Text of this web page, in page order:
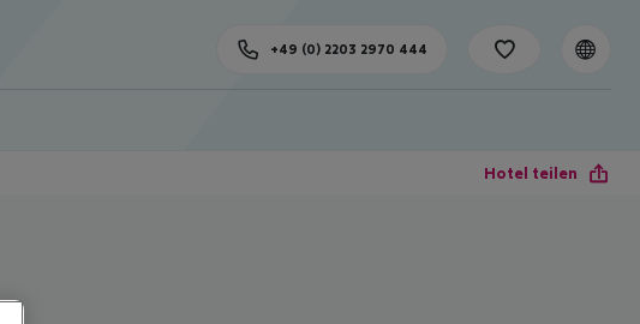
+49 (0) 2203 2970 444
Hotel teilen